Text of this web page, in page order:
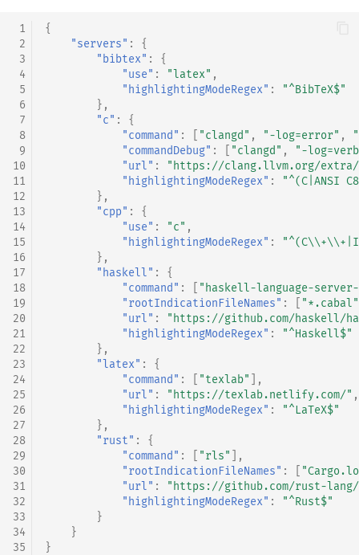
1
2
3
4
5
6
7
8
9
10
11
12
13
14
15
16
17
18
19
20
21
22
23
24
25
26
27
28
29
30
31
32
33
34
35
{
"servers" :
{
"bibtex" :
{
"use" : "latex" ,
"highlightingModeRegex" :
"^BibTeX$"
},
"c" :
{
"command" : "clangd" , "-log=error" ,
"commandDebug" : "clangd" ,
"-
"url" :
"https://clang.llvm.org/
"highlightingModeRegex" :
"^(C|ANSI
},
"cpp" :
{
"use" : "c" ,
"highlightingModeRegex" :
},
"haskell" :
{
"command" :
"haskell-language-
"rootIndicationFileNames" :
"*.cabal"
"url" :
"https://github.com/haskell/
"highlightingModeRegex" :
"^Haskell$"
},
"latex" :
{
"command" : "texlab"
],
"url" : "https://texlab.netlify.com/" ,
"highlightingModeRegex" :
"^LaTeX$"
},
"rust" :
{
"command" : "rls"
],
"rootIndicationFileNames" :
"url" :
"https://github.com/rust-
"highlightingModeRegex" :
"^Rust$"
}
}
}